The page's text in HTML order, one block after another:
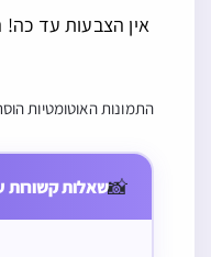
אין הצבעות עד
התמונות האוטומטיות
📸שאלות קשורות
בלא שם בבית
הנוהגים בזמן
תפילה
שמקפידים